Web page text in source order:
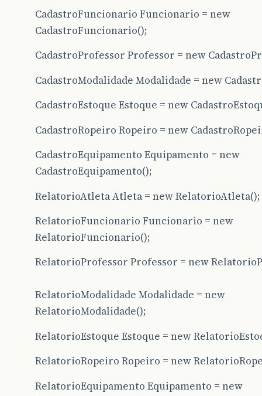
CadastroFuncionario Funcionario = new
CadastroFuncionario();
CadastroProfessor Professor = new
CadastroModalidade Modalidade = new
CadastroEstoque Estoque = new
CadastroRopeiro Ropeiro = new
CadastroEquipamento Equipamento = new
CadastroEquipamento();
RelatorioAtleta Atleta = new RelatorioAtleta();
RelatorioFuncionario Funcionario = new
RelatorioFuncionario();
RelatorioProfessor Professor = new
RelatorioModalidade Modalidade = new
RelatorioModalidade();
RelatorioEstoque Estoque = new
RelatorioRopeiro Ropeiro = new
RelatorioEquipamento Equipamento = new